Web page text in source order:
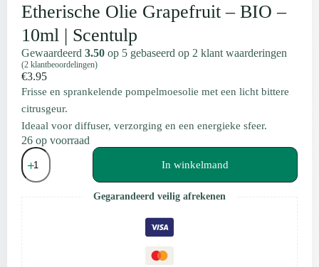
Etherische Olie Grapefruit – BIO –
10ml | Scentulp
Gewaardeerd 3.50 op 5 gebaseerd op 2 klant waarderingen
(2 klantbeoordelingen)
€3.95
Frisse en sprankelende pompelmoesolie met een licht bittere
citrusgeur.
Ideaal voor diffuser, verzorging en een energieke sfeer.
26 op voorraad
Etherische
Olie
Grapefruit
BIO
-
10ml
|
Scentulp
aantal
In winkelmand
Gegarandeerd veilig afrekenen